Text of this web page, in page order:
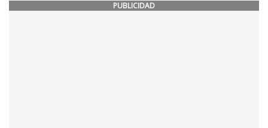
PUBLICIDAD